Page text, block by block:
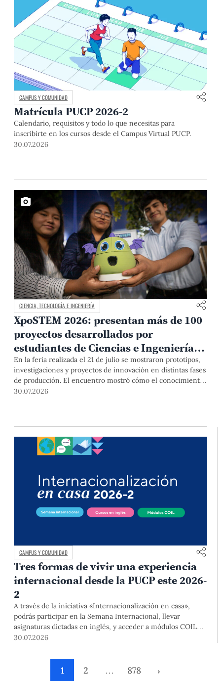
CAMPUS Y COMUNIDAD
Matrícula PUCP 2026-2
Calendario, requisitos y todo lo que necesitas para
inscribirte en los cursos desde el Campus Virtual PUCP.
30.07.2026
CIENCIA, TECNOLOGÍA E INGENIERÍA
XpoSTEM 2026: presentan más de 100
proyectos desarrollados por
estudiantes de Ciencias e Ingeniería
PUCP orientados a atender
necesidades del país
En la feria realizada el 21 de julio se mostraron prototipos,
investigaciones y proyectos de innovación en distintas fases
de producción. El encuentro mostró cómo el conocimiento
adquirido en las aulas puede responder a desafíos concretos
30.07.2026
CAMPUS Y COMUNIDAD
Tres formas de vivir una experiencia
internacional desde la PUCP este 2026-
2
A través de la iniciativa «Internacionalización en casa»,
podrás participar en la Semana Internacional, llevar
asignaturas dictadas en inglés, y acceder a módulos COIL
junto con estudiantes y docentes de universidades
mediante el Campus Virtual, durante la Matrícula 2026-2.
30.07.2026
1 2 … 878 ›